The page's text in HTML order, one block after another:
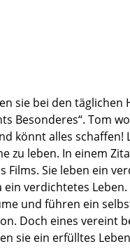
sie bei den täglichen
Besonderes“. Tom
könnt alles schaffen!
zu leben. In einem
Films. Sie leben ein
verdichtetes Leben.
und führen ein
Doch eines vereint
sie ein erfülltes